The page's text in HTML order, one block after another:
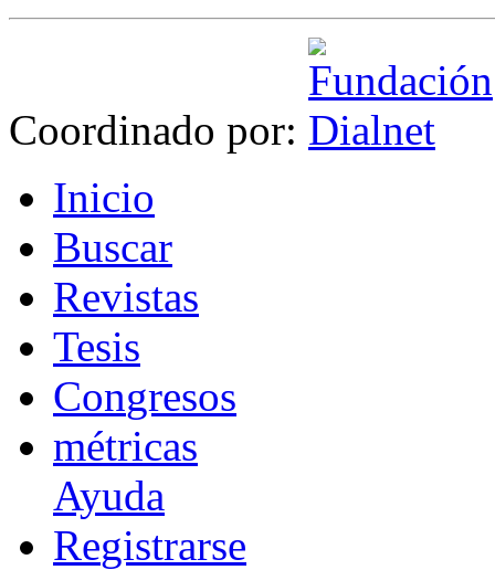
Coordinado por:
Inicio
Buscar
Revistas
Tesis
Congresos
métricas
Ayuda
Registrarse